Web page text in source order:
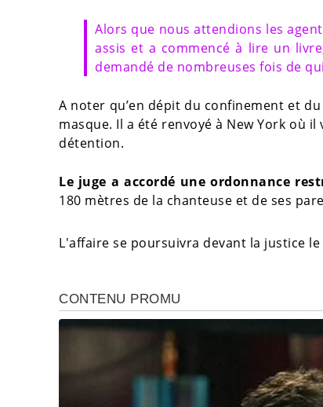
Alors que nous attendions les
assis et a commencé à lire un
demandé de nombreuses fois de
A noter qu’en dépit du confinement et
masque. Il a été renvoyé à New York où
détention.
Le juge a accordé une ordonnance
180 mètres de la chanteuse et de ses
L'affaire se poursuivra devant la justice le